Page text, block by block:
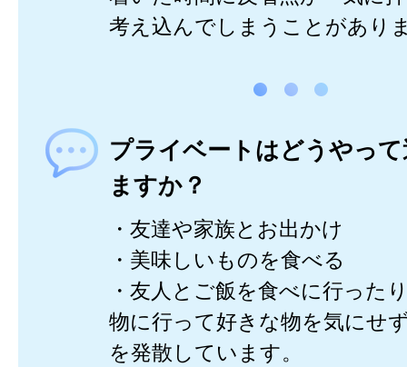
考え込んでしまうことがあり
プライベートはどうやっ
ますか？
・友達や家族とお出かけ
・美味しいものを食べる
・友人とご飯を食べに行った
物に行って好きな物を気にせ
を発散しています。